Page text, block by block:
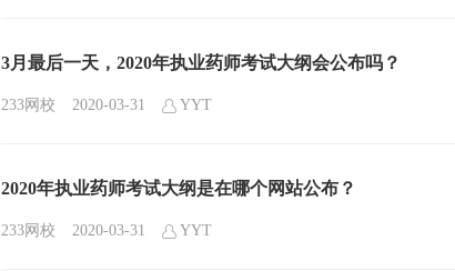
3月最后一天，2020年执业药师考试大纲会公布吗？
233网校 2020-03-31 YYT
2020年执业药师考试大纲是在哪个网站公布？
233网校 2020-03-31 YYT